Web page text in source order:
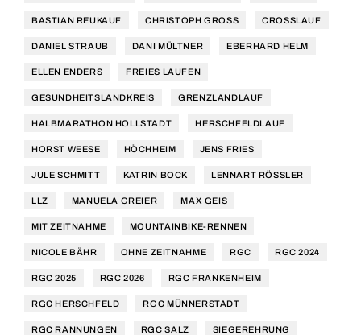
BASTIAN REUKAUF CHRISTOPH GROSS CROSSLAUF
DANIEL STRAUB DANI MÜLTNER EBERHARD HELM
ELLEN ENDERS FREIES LAUFEN
GESUNDHEITSLANDKREIS GRENZLANDLAUF
HALBMARATHON HOLLSTADT HERSCHFELDLAUF
HORST WEESE HÖCHHEIM JENS FRIES
JULE SCHMITT KATRIN BOCK LENNART RÖSSLER
LLZ MANUELA GREIER MAX GEIS
MIT ZEITNAHME MOUNTAINBIKE-RENNEN
NICOLE BÄHR OHNE ZEITNAHME RGC RGC 2024
RGC 2025 RGC 2026 RGC FRANKENHEIM
RGC HERSCHFELD RGC MÜNNERSTADT
RGC RANNUNGEN RGC SALZ SIEGEREHRUNG